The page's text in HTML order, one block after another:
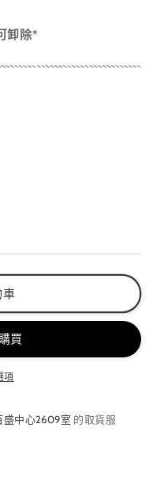
卸除*
車
項
盛中心2609室 的取貨服